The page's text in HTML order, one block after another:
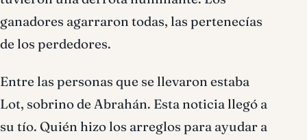
ganadores agarraron todas, las pertenecías
de los perdedores.
Entre las personas que se llevaron estaba
Lot, sobrino de Abrahán. Esta noticia llegó a
su tío. Quién hizo los arreglos para ayudar a